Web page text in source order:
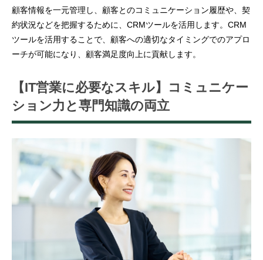
顧客情報を一元管理し、顧客とのコミュニケーション履歴や、契
約状況などを把握するために、CRMツールを活用します。CRM
ツールを活用することで、顧客への適切なタイミングでのアプロ
ーチが可能になり、顧客満足度向上に貢献します。
【IT営業に必要なスキル】コミュニケー
ション力と専門知識の両立